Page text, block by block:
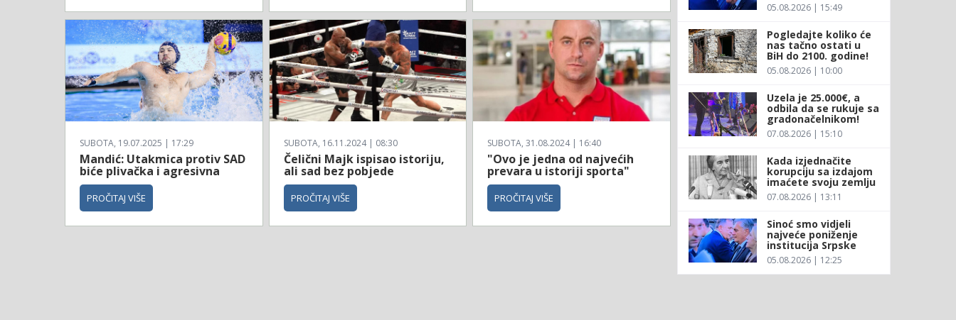
SUBOTA, 19.07.2025 | 17:29
Mandić: Utakmica protiv SAD
biće plivačka i agresivna
PROČITAJ VIŠE
SUBOTA, 16.11.2024 | 08:30
Čelični Majk ispisao istoriju,
ali sad bez pobjede
PROČITAJ VIŠE
SUBOTA, 31.08.2024 | 16:40
"Ovo je jedna od najvećih
prevara u istoriji sporta"
PROČITAJ VIŠE
05.08.2026 | 15:49
Pogledajte koliko će
nas tačno ostati u
BiH do 2100. godine!
05.08.2026 | 10:00
Uzela je 25.000€, a
odbila da se rukuje sa
gradonačelnikom!
07.08.2026 | 15:10
Kada izjednačite
korupciju sa izdajom
imaćete svoju zemlju
07.08.2026 | 13:11
Sinoć smo vidjeli
najveće poniženje
institucija Srpske
05.08.2026 | 12:25